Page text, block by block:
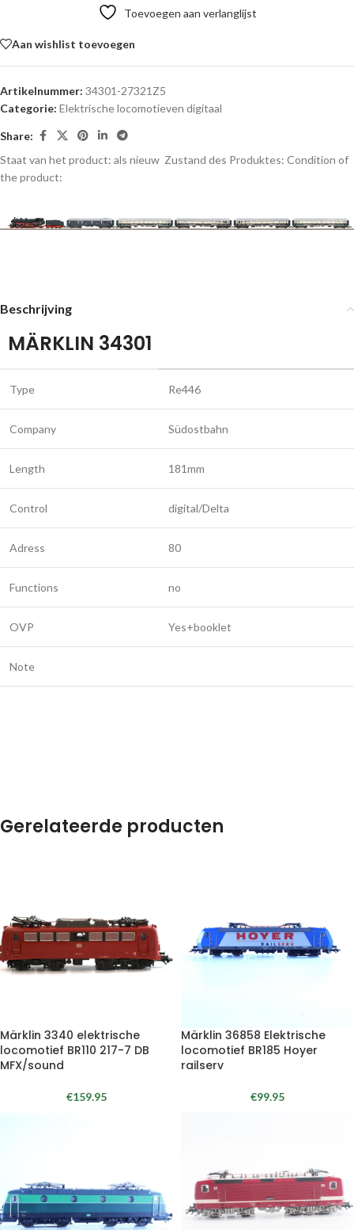
Toevoegen aan verlanglijst
Aan wishlist toevoegen
Artikelnummer: 34301-27321Z5
Categorie: Elektrische locomotieven digitaal
Share:
Staat van het product: als nieuw Zustand des Produktes: Condition of
the product:
Beschrijving
MÄRKLIN 34301
Type Re446
Company Südostbahn
Length 181mm
Control digital/Delta
Adress 80
Functions no
OVP Yes+booklet
Note
Gerelateerde producten
Märklin 3340 elektrische
locomotief BR110 217-7 DB
MFX/sound
€159.95
Märklin 36858 Elektrische
locomotief BR185 Hoyer
railserv
€99.95